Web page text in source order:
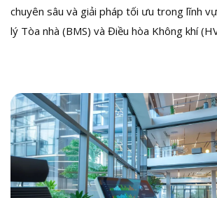
chuyên sâu và giải pháp tối ưu trong lĩnh
lý Tòa nhà (BMS) và Điều hòa Không khí